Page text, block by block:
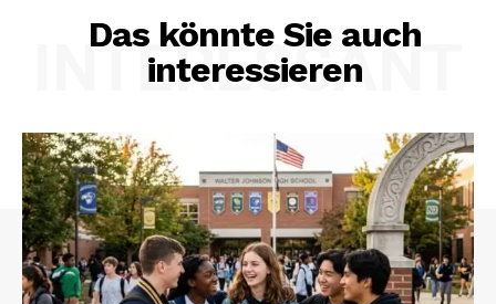
Das könnte Sie auch
interessieren
INTERESSANT